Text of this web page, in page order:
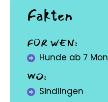
Fakten
FÜR WEN:
Hunde ab 7
WO:
Sindlingen